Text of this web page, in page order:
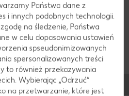
Państwa dane z
i innych podobnych technologii.
na śledzenie, Państwa
w celu dopasowania ustawień
spseudonimizowanych
spersonalizowanych treści
to również przekazywania
Wybierając „Odrzuć“
na przetwarzanie, które jest